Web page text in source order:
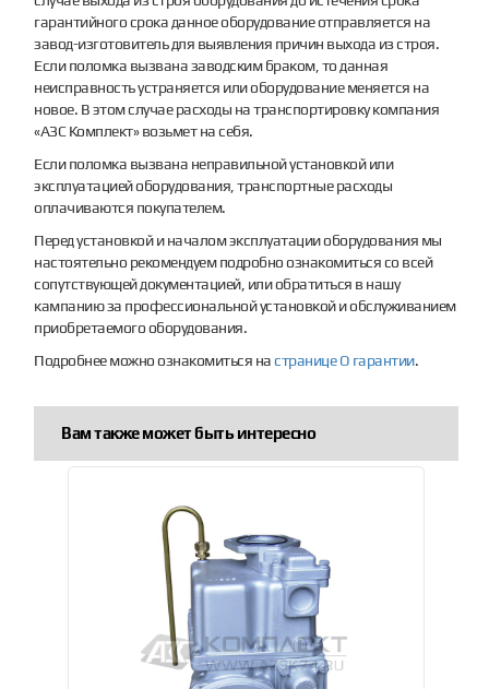
гарантийного срока данное оборудование отправляется на
завод-изготовитель для выявления причин выхода из строя.
Если поломка вызвана заводским браком, то данная
неисправность устраняется или оборудование меняется на
новое. В этом случае расходы на транспортировку компания
«АЗС Комплект» возьмет на себя.
Если поломка вызвана неправильной установкой или
эксплуатацией оборудования, транспортные расходы
оплачиваются покупателем.
Перед установкой и началом эксплуатации оборудования мы
настоятельно рекомендуем подробно ознакомиться со всей
сопутствующей документацией, или обратиться в нашу
кампанию за профессиональной установкой и обслуживанием
приобретаемого оборудования.
Подробнее можно ознакомиться настранице О гарантии.
Вам также может быть интересно